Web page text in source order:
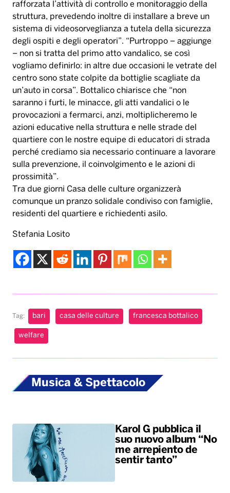
rafforzata l’attività di controllo e monitoraggio della
struttura, prevedendo inoltre di installare a breve un
sistema di videosorveglianza a tutela della sicurezza
degli ospiti e degli operatori”. “Purtroppo – aggiunge
– non si tratta del primo atto vandalico, se così
vogliamo definirlo: in altre due occasioni le vetrate del
centro sono state colpite da bottiglie scagliate da
un’auto in corsa”. Bottalico chiarisce che “non
saranno i furti, le minacce, gli atti vandalici o le
provocazioni a fermarci, anzi, moltiplicheremo le
azioni educative nella struttura e nelle strade del
quartiere con le nostre equipe di educatori di strada
perché crediamo sia necessario continuare a lavorare
sulla prevenzione, il coinvolgimento e le azioni di
prossimità”.
Tra due giorni Casa delle culture organizzerà
comunque un pranzo solidale condiviso con famiglie,
residenti del quartiere e richiedenti asilo.
Stefania Losito
Tag: bari casa delle culture francesca bottalico
welfare
Musica & Spettacolo
Karol G pubblica il
suo nuovo album “No
me arrepiento de
sentir tanto”